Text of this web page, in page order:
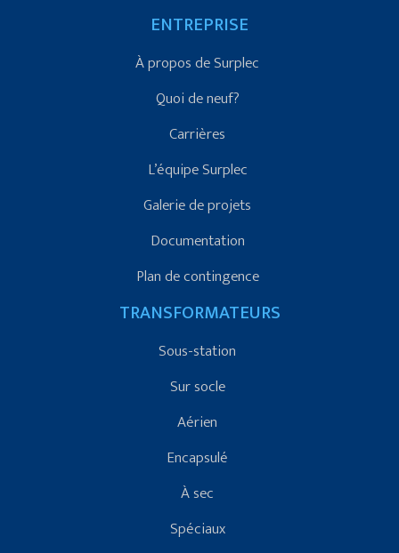
ENTREPRISE
À propos de Surplec
Quoi de neuf?
Carrières
L’équipe Surplec
Galerie de projets
Documentation
Plan de contingence
TRANSFORMATEURS
Sous-station
Sur socle
Aérien
Encapsulé
À sec
Spéciaux